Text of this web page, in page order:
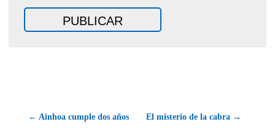
← Ainhoa cumple dos años El misterio de la cabra →